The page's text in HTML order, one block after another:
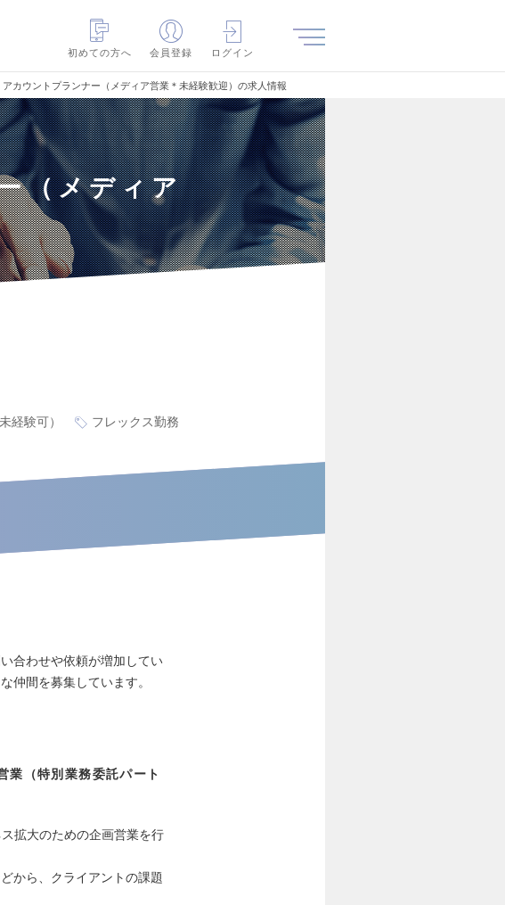
初めての方へ
会員登録 ログイン
アカウントプランナー（メディア営業＊未経験歓迎）の求人情報
（メディア
経験可）
フレックス勤務
合わせや依頼が増加してい
仲間を募集しています。
業（特別業務委託パート
拡大のための企画営業を行
から、クライアントの課題